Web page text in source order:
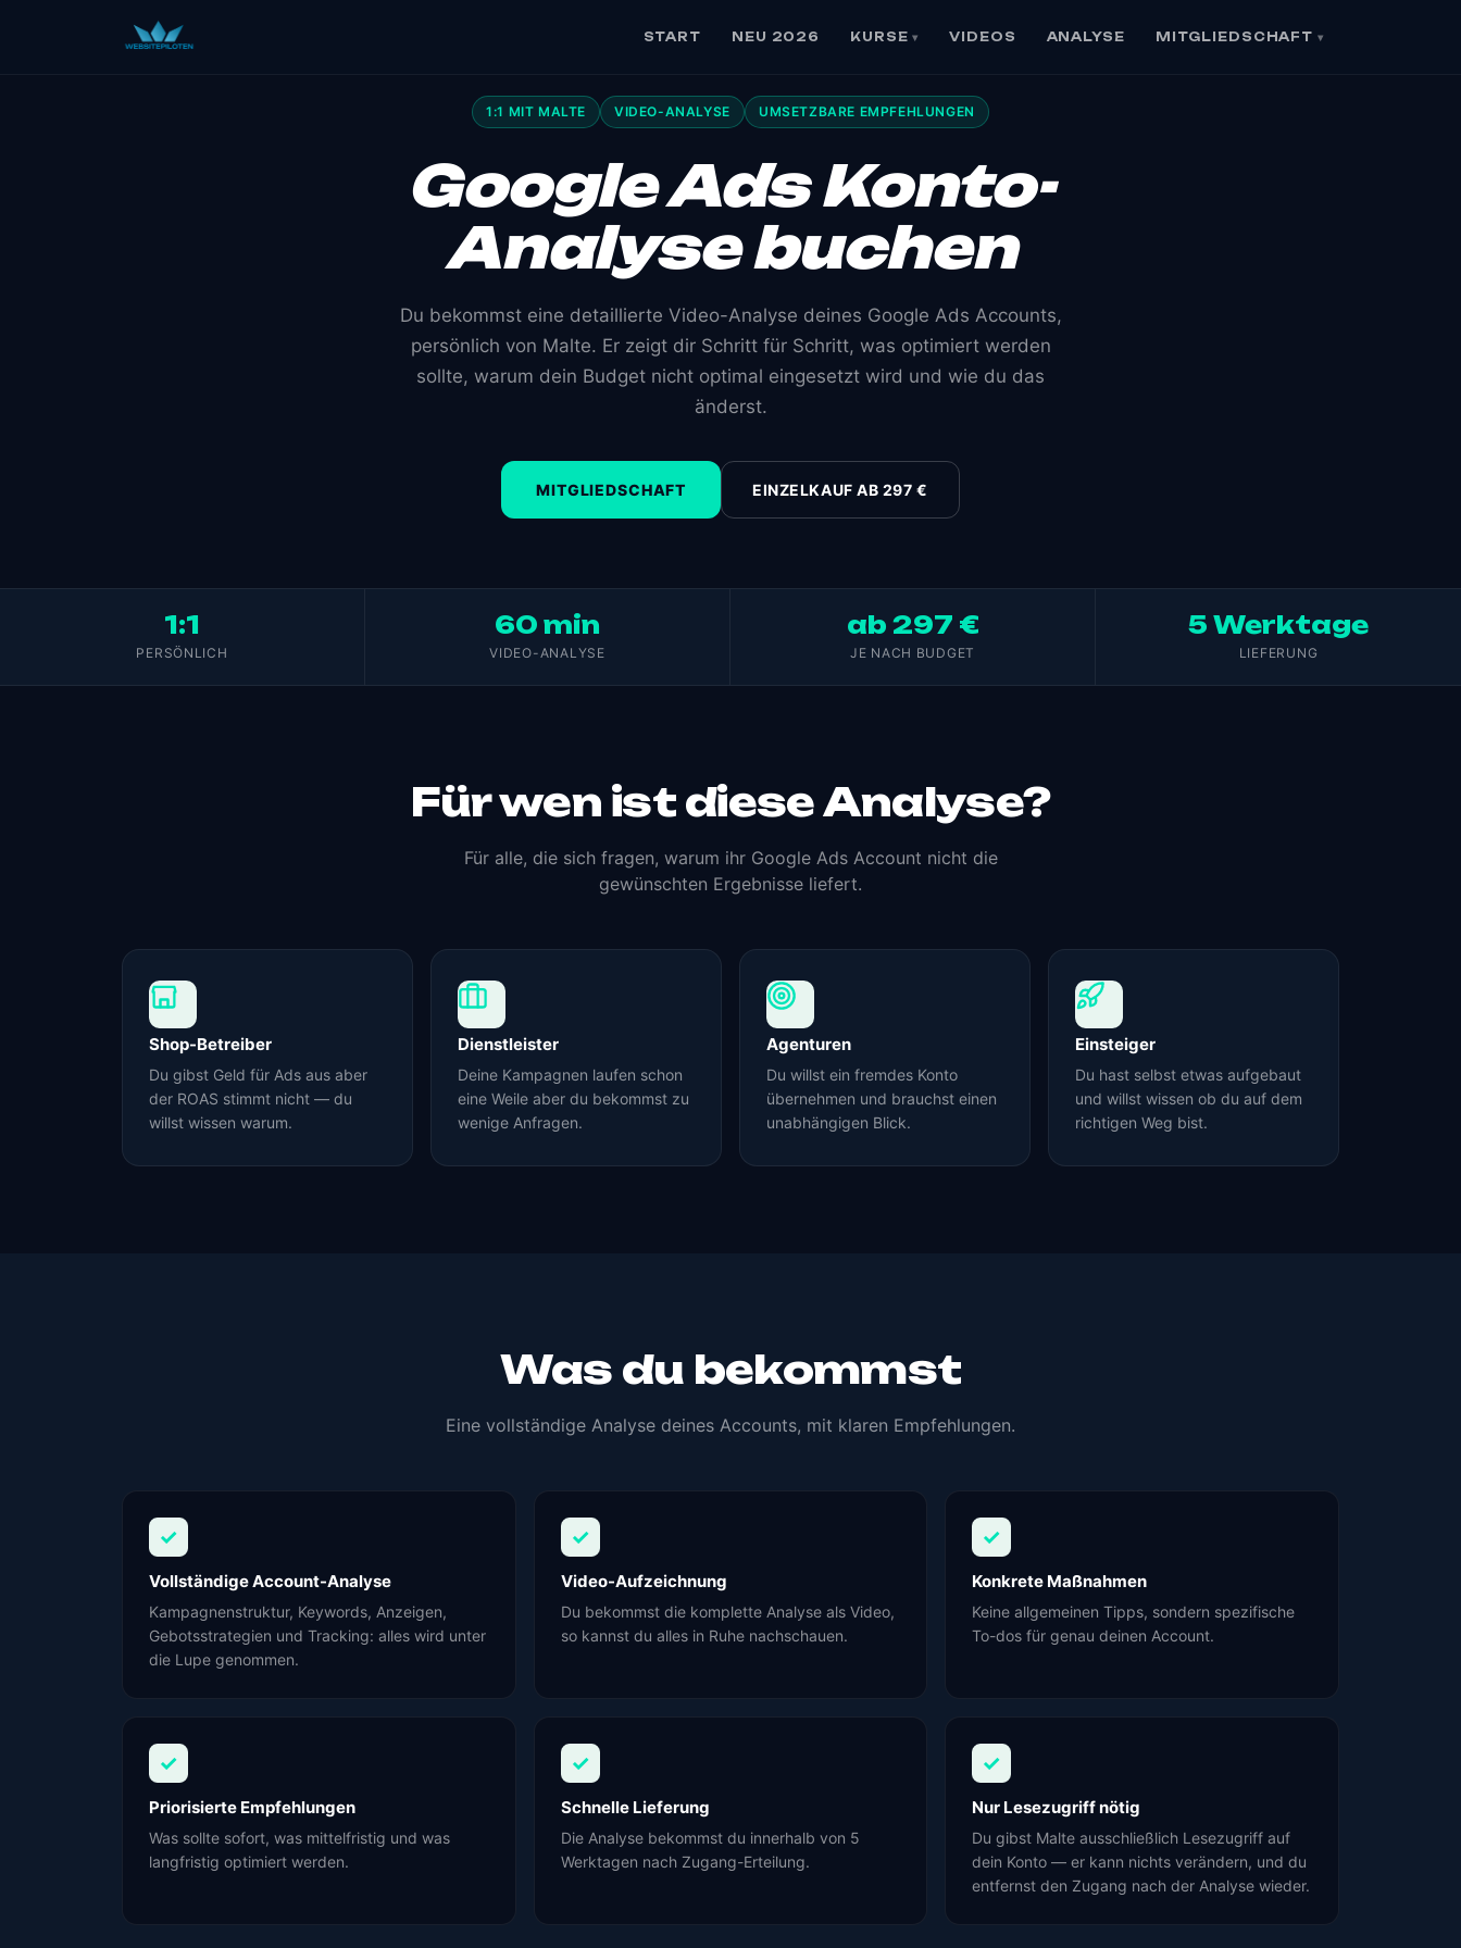
START NEU 2026 KURSE ▾ VIDEOS ANALYSE MITGLIEDSCHAFT ▾
1:1 MIT MALTE VIDEO-ANALYSE UMSETZBARE EMPFEHLUNGEN
Google Ads Konto-
Analyse buchen
Du bekommst eine detaillierte Video-Analyse deines Google Ads Accounts,
persönlich von Malte. Er zeigt dir Schritt für Schritt, was optimiert werden
sollte, warum dein Budget nicht optimal eingesetzt wird und wie du das
änderst.
MITGLIEDSCHAFT EINZELKAUFAB 297 €
1:1
PERSÖNLICH
60 min
VIDEO-ANALYSE
ab 297 €
JE NACH BUDGET
5 Werktage
LIEFERUNG
Für wen ist diese Analyse?
Für alle, die sich fragen, warum ihr Google Ads Account nicht die
gewünschten Ergebnisse liefert.
Shop-Betreiber
Du gibst Geld für Ads aus aber
der ROAS stimmt nicht — du
willst wissen warum.
Dienstleister
Deine Kampagnen laufen schon
eine Weile aber du bekommst zu
wenige Anfragen.
Agenturen
Du willst ein fremdes Konto
übernehmen und brauchst einen
unabhängigen Blick.
Einsteiger
Du hast selbst etwas aufgebaut
und willst wissen ob du auf dem
richtigen Weg bist.
Was du bekommst
Eine vollständige Analyse deines Accounts, mit klaren Empfehlungen.
✓
Vollständige Account-Analyse
Kampagnenstruktur, Keywords, Anzeigen,
Gebotsstrategien und Tracking: alles wird unter
die Lupe genommen.
✓
Video-Aufzeichnung
Du bekommst die komplette Analyse als Video,
so kannst du alles in Ruhe nachschauen.
✓
Konkrete Maßnahmen
Keine allgemeinen Tipps, sondern spezifische
To-dos für genau deinen Account.
✓
Priorisierte Empfehlungen
Was sollte sofort, was mittelfristig und was
langfristig optimiert werden.
✓
Schnelle Lieferung
Die Analyse bekommst du innerhalb von 5
Werktagen nach Zugang-Erteilung.
✓
Nur Lesezugriff nötig
Du gibst Malte ausschließlich Lesezugriff auf
dein Konto — er kann nichts verändern, und du
entfernst den Zugang nach der Analyse wieder.